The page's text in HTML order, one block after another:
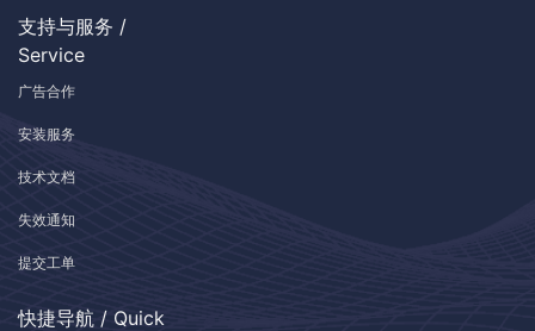
支持与服务 /
Service
广告合作
安装服务
技术文档
失效通知
提交工单
快捷导航 / Quick